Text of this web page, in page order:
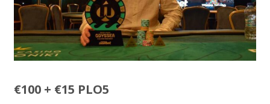
€100 + €15 PLO5